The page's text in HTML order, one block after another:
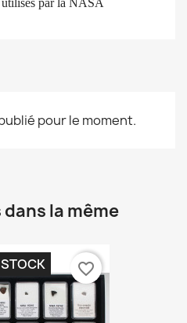
par la NASA
pour le moment.
la même
favorite_border